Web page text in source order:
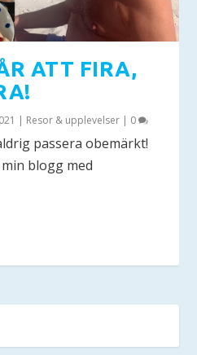
ATT FIRA,
| Resor & upplevelser | 0
passera obemärkt!
blogg med